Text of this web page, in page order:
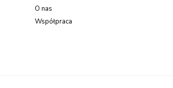
O nas
Współpraca